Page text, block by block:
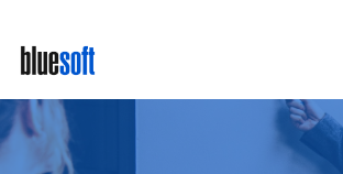
main
content